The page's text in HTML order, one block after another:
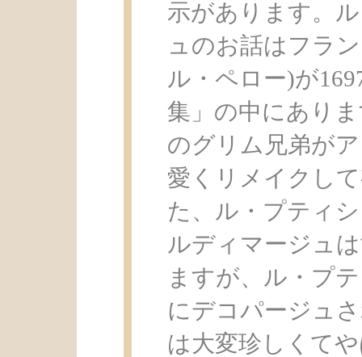
示があります。
ュのお話はフラ
ル・ペロー)が
集」の中にあり
のグリム兄弟が
愛くリメイクし
た、ル・プティ
ルディマージュ
ますが、ル・プ
にデコパージュ
は大変珍しくて